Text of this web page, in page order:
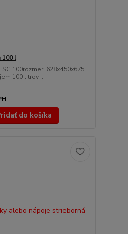
l
100rozmer: 628x450x675
100 litrov ...
do košíka